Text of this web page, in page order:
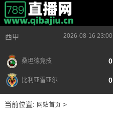
西甲 2026-08-16 23:00
桑坦德竞技 0
比利亚雷亚尔 0
当前位置: 网站首页>